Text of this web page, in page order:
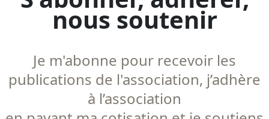
nous soutenir
Je m'abonne pour recevoir les
publications de l'association, j’adhère
à l’association